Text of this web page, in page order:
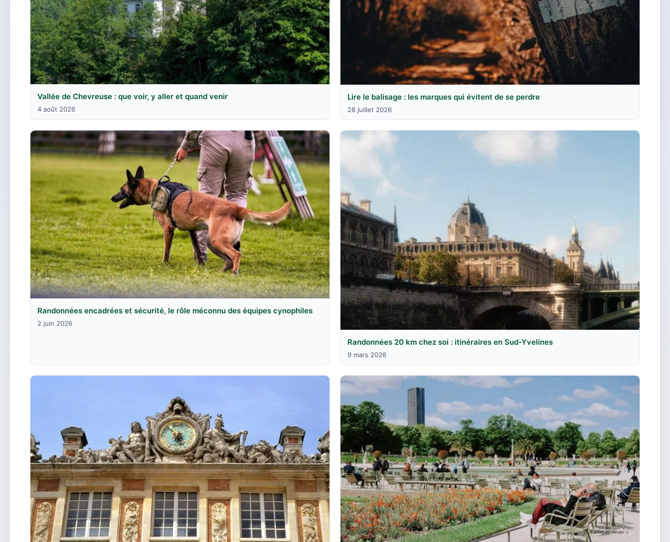
Vallée de Chevreuse : que voir, y aller et quand venir
4 août 2026
Lire le balisage : les marques qui évitent de se perdre
28 juillet 2026
Randonnées encadrées et sécurité, le rôle méconnu des équipes cynophiles
2 juin 2026
Randonnées 20 km chez soi : itinéraires en Sud-Yvelines
9 mars 2026